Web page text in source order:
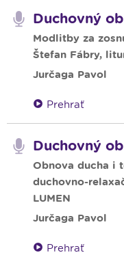
Duchovný
Modlitby za
Štefan Fábry,
Jurčaga Pavol
Prehrať
Duchovný
Obnova ducha i
duchovno-
LUMEN
Jurčaga Pavol
Prehrať